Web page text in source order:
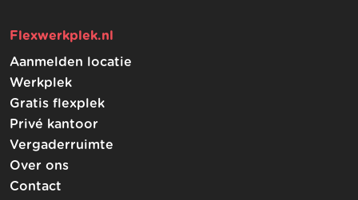
Flexwerkplek.nl
Aanmelden locatie
Werkplek
Gratis flexplek
Privé kantoor
Vergaderruimte
Over ons
Contact